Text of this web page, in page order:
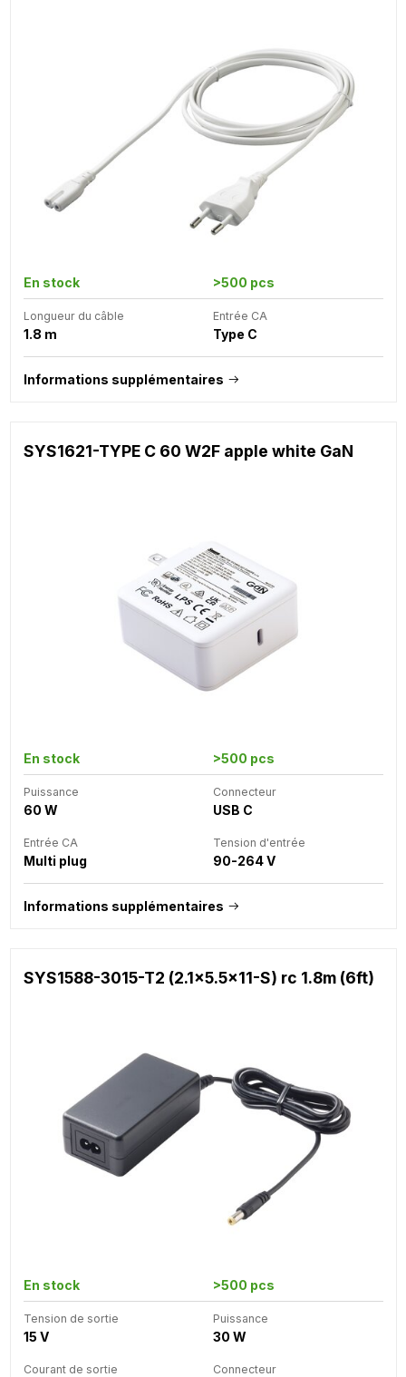
En stock >500 pcs
Longueur du câble
1.8 m
Entrée CA
Type C
Informations supplémentaires
SYS1621-TYPE C 60 W2F apple white GaN
En stock >500 pcs
Puissance
60 W
Connecteur
USB C
Entrée CA
Multi plug
Tension d'entrée
90-264 V
Informations supplémentaires
SYS1588-3015-T2 (2.1x5.5x11-S) rc 1.8m (6ft)
En stock >500 pcs
Tension de sortie
15 V
Puissance
30 W
Courant de sortie Connecteur